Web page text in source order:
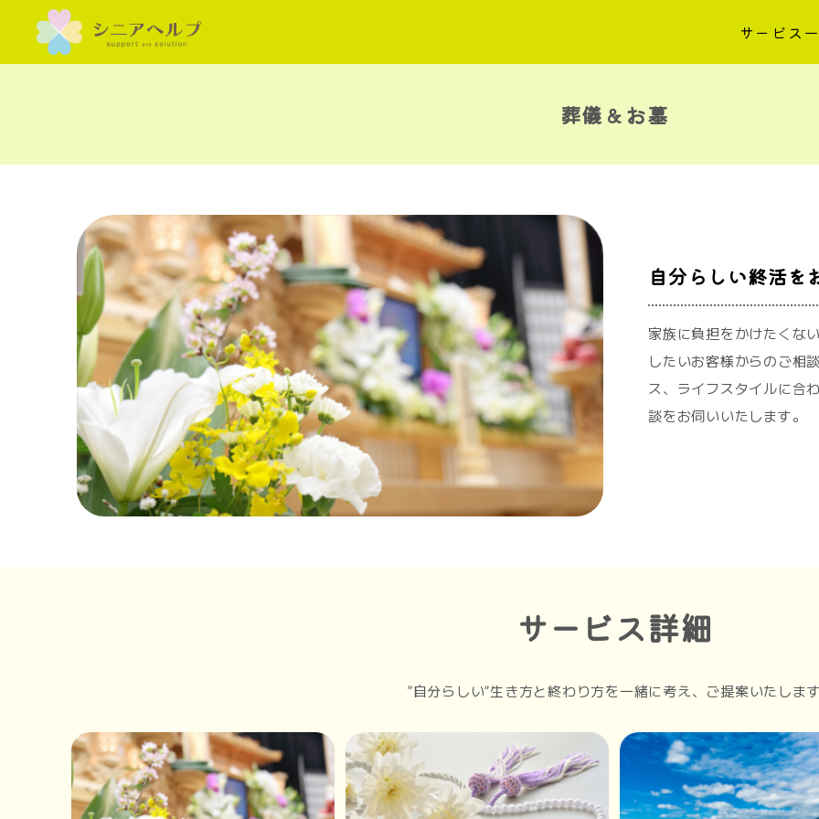
サービス
葬儀＆お墓
自分らしい終活を
家族に負担をかけたくな
したいお客様からのご相
ス、ライフスタイルに合
談をお伺いいたします。
サービス詳細
”自分らしい”生き方と終わり方を一緒に考え、ご提案いたしま